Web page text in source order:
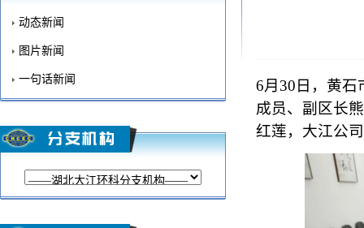
6月30日，黄石
成员、副区长
红莲，大江公
动态新闻
图片新闻
一句话新闻